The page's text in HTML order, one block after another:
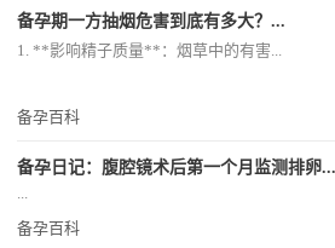
备孕期一方抽烟危害到底有多大？...
1. **影响精子质量**：烟草中的有害...
备孕百科
备孕日记：腹腔镜术后第一个月监测排卵...
...
备孕百科